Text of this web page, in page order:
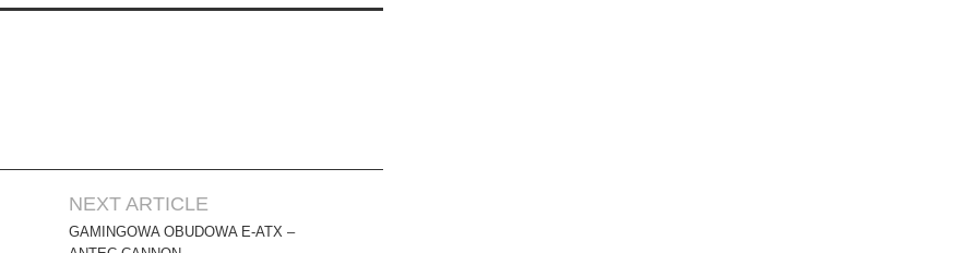
NEXT ARTICLE
GAMINGOWA OBUDOWA E-ATX –